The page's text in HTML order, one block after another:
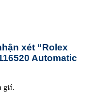
xét “Rolex
Automatic
giá.